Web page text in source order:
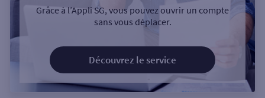
Grâce à l’Appli SG, vous pouvez ouvrir un compte
sans vous déplacer.
Découvrez le service